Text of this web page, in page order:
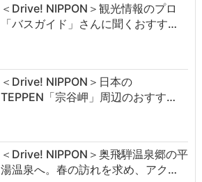
＜Drive! NIPPON＞観光情報のプロ
「バスガイド」さんに聞くおすす…
＜Drive! NIPPON＞日本の
TEPPEN「宗谷岬」周辺のおすす…
＜Drive! NIPPON＞奥飛騨温泉郷の平
湯温泉へ。春の訪れを求め、アク…